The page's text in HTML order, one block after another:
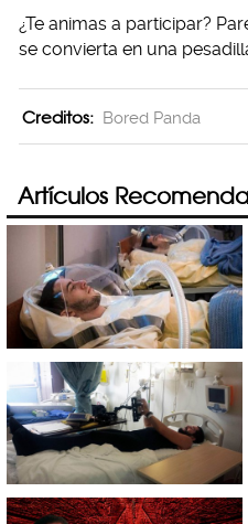
¿Te animas a participar?
se convierta en una
Creditos: Bored Panda
Artículos